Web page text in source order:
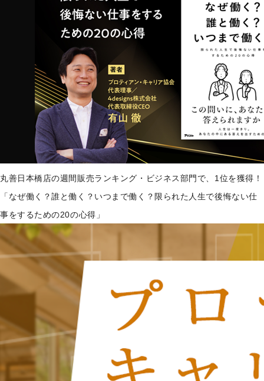
丸善日本橋店の週間販売ランキング・ビジネス部門で、1位を獲得！
「なぜ働く？誰と働く？いつまで働く？限られた人生で後悔ない仕
事をするための20の心得」